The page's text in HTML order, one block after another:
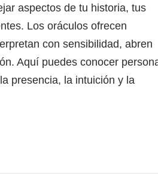
aspectos de tu historia, tus
Los oráculos ofrecen
con sensibilidad, abren
Aquí puedes conocer
presencia, la intuición y la